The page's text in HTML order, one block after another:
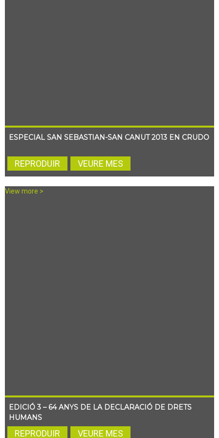
ESPECIAL SAN SEBASTIAN-SAN CANUT 2013 EN CRUDO
REPRODUIR VEURE MES
View more >
EDICIÓ 3 – 64 ANYS DE LA DECLARACIÓ DE DRETS
HUMANS
REPRODUIR VEURE MES